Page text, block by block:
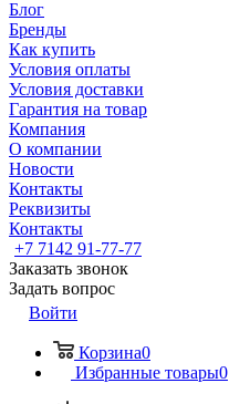
Блог
Бренды
Как купить
Условия оплаты
Условия доставки
Гарантия на товар
Компания
О компании
Новости
Контакты
Реквизиты
Контакты
+7 7142 91-77-77
Заказать звонок
Задать вопрос
Войти
Корзина0
Избранные товары0